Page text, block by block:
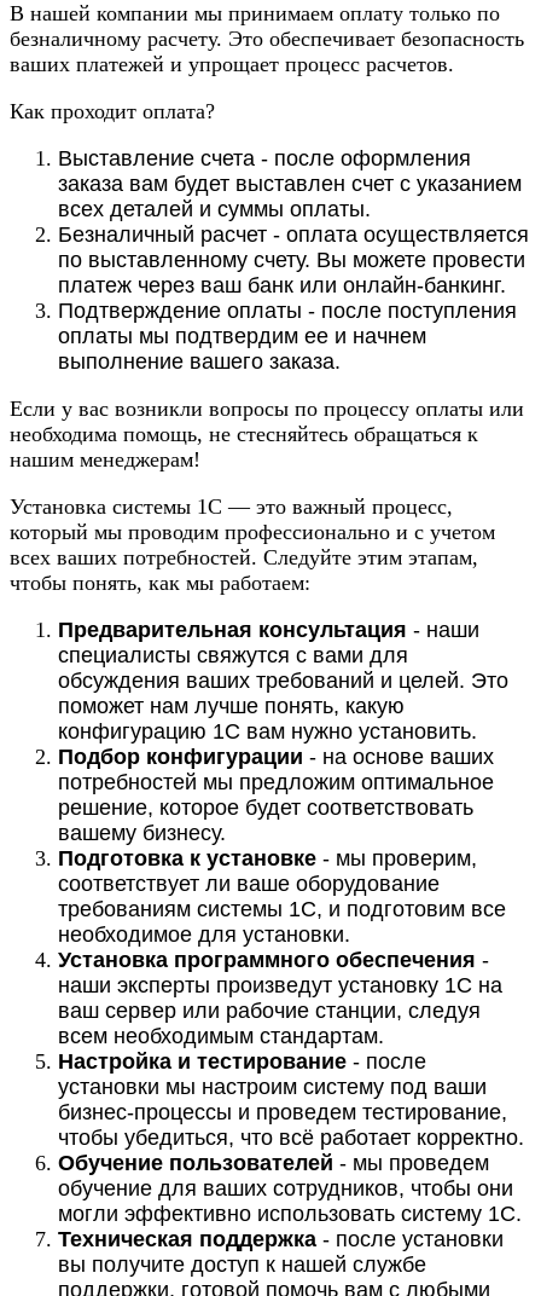
В нашей компании мы принимаем оплату только по
безналичному расчету. Это обеспечивает безопасность
ваших платежей и упрощает процесс расчетов.
Как проходит оплата?
Выставление счета - после оформления
заказа вам будет выставлен счет с указанием
всех деталей и суммы оплаты.
Безналичный расчет - оплата осуществляется
по выставленному счету. Вы можете провести
платеж через ваш банк или онлайн-банкинг.
Подтверждение оплаты - после поступления
оплаты мы подтвердим ее и начнем
выполнение вашего заказа.
Если у вас возникли вопросы по процессу оплаты или
необходима помощь, не стесняйтесь обращаться к
нашим менеджерам!
Установка системы 1С — это важный процесс,
который мы проводим профессионально и с учетом
всех ваших потребностей. Следуйте этим этапам,
чтобы понять, как мы работаем:
Предварительная консультация - наши
специалисты свяжутся с вами для
обсуждения ваших требований и целей. Это
поможет нам лучше понять, какую
конфигурацию 1С вам нужно установить.
Подбор конфигурации - на основе ваших
потребностей мы предложим оптимальное
решение, которое будет соответствовать
вашему бизнесу.
Подготовка к установке - мы проверим,
соответствует ли ваше оборудование
требованиям системы 1С, и подготовим все
необходимое для установки.
Установка программного обеспечения -
наши эксперты произведут установку 1С на
ваш сервер или рабочие станции, следуя
всем необходимым стандартам.
Настройка и тестирование - после
установки мы настроим систему под ваши
бизнес-процессы и проведем тестирование,
чтобы убедиться, что всё работает корректно.
Обучение пользователей - мы проведем
обучение для ваших сотрудников, чтобы они
могли эффективно использовать систему 1С.
Техническая поддержка - после установки
вы получите доступ к нашей службе
поддержки, готовой помочь вам с любыми